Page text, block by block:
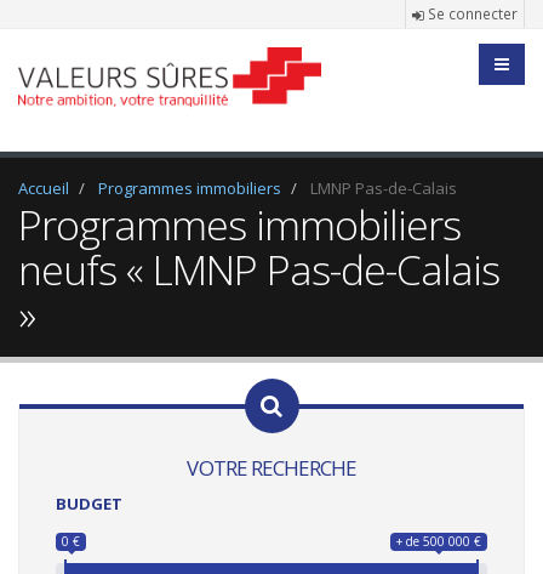
Se connecter
Accueil Programmes immobiliers LMNP Pas-de-Calais
Programmes immobiliers
neufs « LMNP Pas-de-Calais
»
VOTRE RECHERCHE
BUDGET
0 € + de 500 000 €